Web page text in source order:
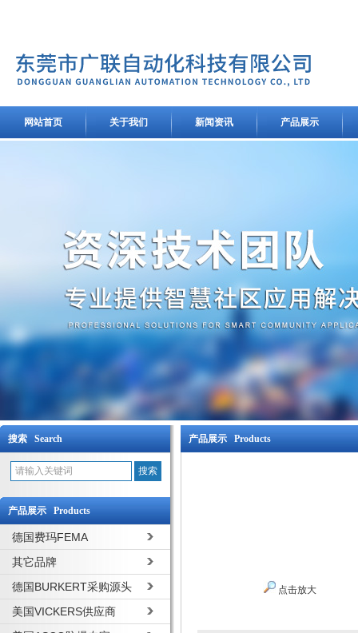
网站首页 关于我们 新闻资讯 产品展示
搜索 Search
产品展示 Products
德国费玛FEMA
其它品牌
德国BURKERT采购源头
美国VICKERS供应商
产品展示 Products
点击放大